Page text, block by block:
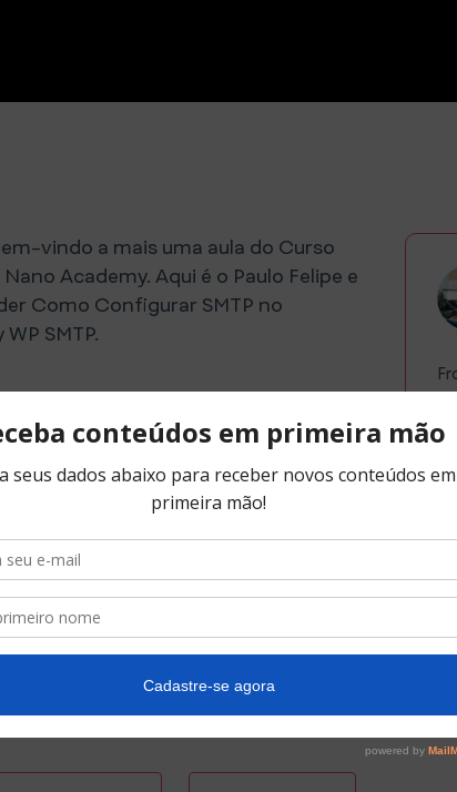
vindo a mais uma aula do Curso
Academy. Aqui é o Paulo Felipe e
Como Configurar SMTP no
SMTP.